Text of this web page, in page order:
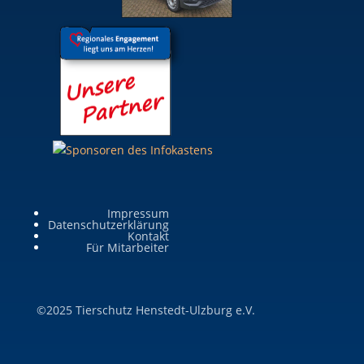
Impressum
Datenschutzerklärung
Kontakt
Für Mitarbeiter
©2025 Tierschutz Henstedt-Ulzburg e.V.